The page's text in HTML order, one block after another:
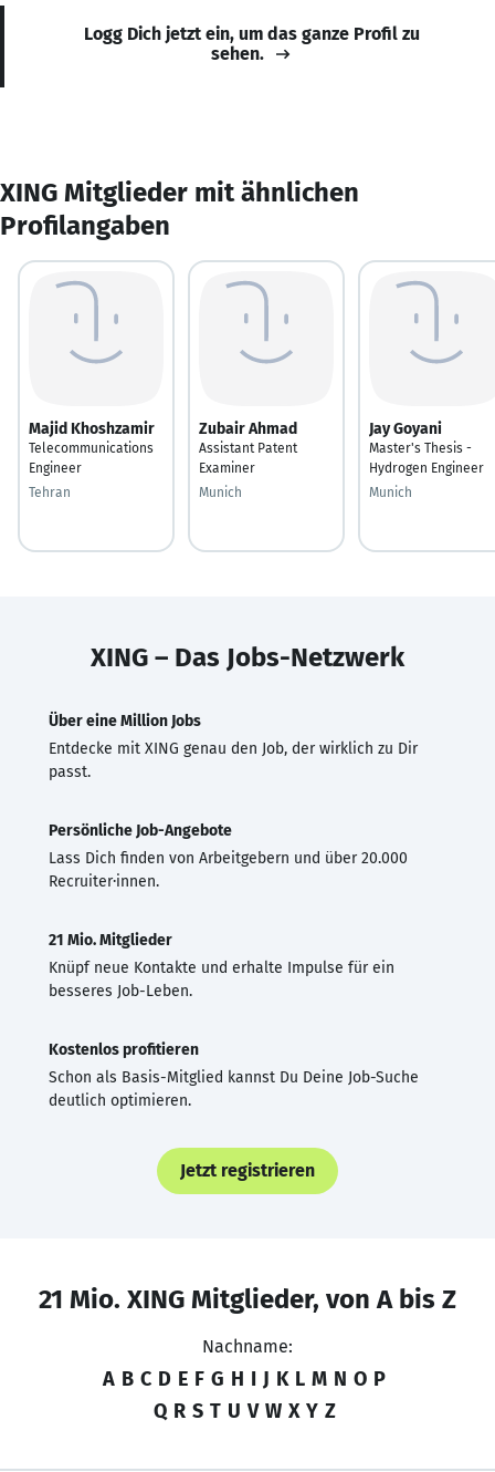
Logg Dich jetzt ein, um das ganze Profil zu
sehen.
XING Mitglieder mit ähnlichen
Profilangaben
Majid Khoshzamir
Telecommunications
Engineer
Tehran
Zubair Ahmad
Assistant Patent
Examiner
Munich
Jay Goyani
Master's Thesis -
Hydrogen Engineer
Munich
XING – Das Jobs-Netzwerk
Über eine Million Jobs
Entdecke mit XING genau den Job, der wirklich zu Dir
passt.
Persönliche Job-Angebote
Lass Dich finden von Arbeitgebern und über 20.000
Recruiter·innen.
21 Mio. Mitglieder
Knüpf neue Kontakte und erhalte Impulse für ein
besseres Job-Leben.
Kostenlos profitieren
Schon als Basis-Mitglied kannst Du Deine Job-Suche
deutlich optimieren.
Jetzt registrieren
21 Mio. XING Mitglieder, von A bis Z
Nachname:
A B C D E F G H I J K L M N O P
Q R S T U V W X Y Z